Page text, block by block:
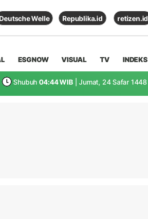
Deutsche Welle Republika.id retizen.id
ESGNOW VISUAL TV INDEKS
Shubuh 04:44 WIB | Jumat, 24 Safar 1448